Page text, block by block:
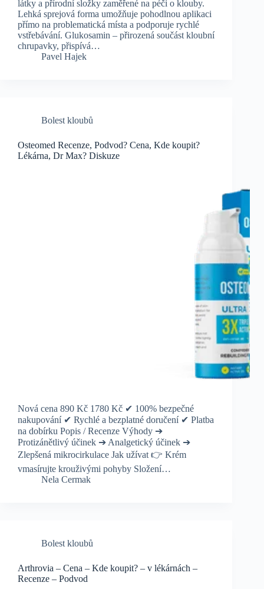
látky a přírodní složky zaměřené na péči o klouby.
Lehká sprejová forma umožňuje pohodlnou aplikaci
přímo na problematická místa a podporuje rychlé
vstřebávání. Glukosamin – přirozená součást kloubní
chrupavky, přispívá…
Pavel Hajek
Bolest kloubů
Osteomed Recenze, Podvod? Cena, Kde koupit?
Lékárna, Dr Max? Diskuze
Nová cena 890 Kč 1780 Kč ✔ 100% bezpečné
nakupování ✔ Rychlé a bezplatné doručení ✔ Platba
na dobírku Popis / Recenze Výhody ➔
Protizánětlivý účinek ➔ Analgetický účinek ➔
Zlepšená mikrocirkulace Jak užívat 👉 Krém
vmasírujte krouživými pohyby Složení…
Nela Cermak
Bolest kloubů
Arthrovia – Cena – Kde koupit? – v lékárnách –
Recenze – Podvod